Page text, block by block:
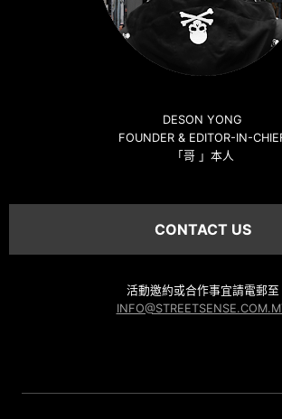
DESON YONG
FOUNDER & EDITOR-IN-
「哥 」本人
CONTACT US
活動邀約或合作事宜請電郵至